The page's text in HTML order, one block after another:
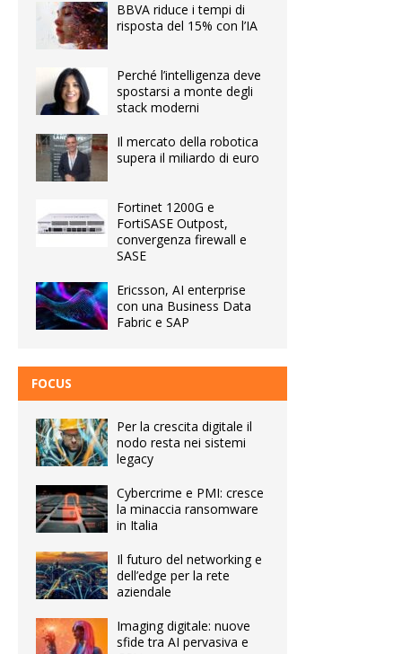
BBVA riduce i tempi di
risposta del 15% con l’IA
Perché l’intelligenza deve
spostarsi a monte degli
stack moderni
Il mercato della robotica
supera il miliardo di euro
Fortinet 1200G e
FortiSASE Outpost,
convergenza firewall e
SASE
Ericsson, AI enterprise
con una Business Data
Fabric e SAP
FOCUS
Per la crescita digitale il
nodo resta nei sistemi
legacy
Cybercrime e PMI: cresce
la minaccia ransomware
in Italia
Il futuro del networking e
dell’edge per la rete
aziendale
Imaging digitale: nuove
sfide tra AI pervasiva e